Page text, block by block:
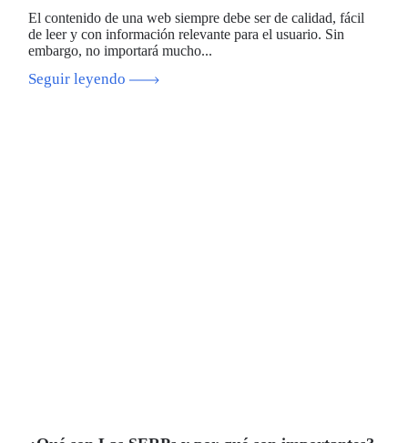
El contenido de una web siempre debe ser de calidad, fácil
de leer y con información relevante para el usuario. Sin
embargo, no importará mucho...
Seguir leyendo